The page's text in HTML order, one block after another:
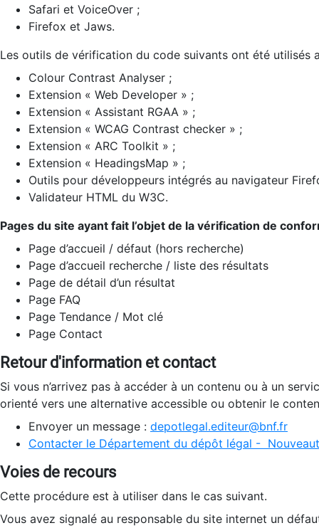
Safari et VoiceOver ;
Firefox et Jaws.
Les outils de vérification du code suivants ont été utilisés
Colour Contrast Analyser ;
Extension « Web Developer » ;
Extension « Assistant RGAA » ;
Extension « WCAG Contrast checker » ;
Extension « ARC Toolkit » ;
Extension « HeadingsMap » ;
Outils pour développeurs intégrés au navigateur
Validateur HTML du W3C.
Pages du site ayant fait l’objet de la vérification de
Page d’accueil / défaut (hors recherche)
Page d’accueil recherche / liste des résultats
Page de détail d’un résultat
Page FAQ
Page Tendance / Mot clé
Page Contact
Retour d'information et contact
Si vous n’arrivez pas à accéder à un contenu ou à un
orienté vers une alternative accessible ou obtenir le
Envoyer un message : depotlegal.editeur@bnf.fr
Contacter le Département du dépôt légal -
Voies de recours
Cette procédure est à utiliser dans le cas suivant.
Vous avez signalé au responsable du site internet un